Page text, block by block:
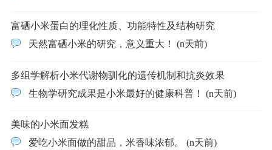
富硒小米蛋白的理化性质、功能特性及结构研究
天然富硒小米的研究，意义重大！ (n天前)
多组学解析小米代谢物驯化的遗传机制和抗炎效果
生物学研究成果是小米最好的健康科普！ (n天前)
美味的小米面发糕
爱吃小米面做的甜品，米香味浓郁。 (n天前)